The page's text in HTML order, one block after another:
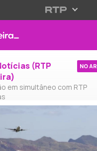
(RTP
em simultâneo com RTP
NO AR